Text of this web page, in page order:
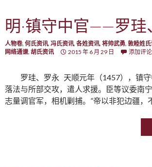
明·镇守中官——罗珪
人物卷, 何氏资讯, 冯氏资讯, 各姓资讯, 将帅武勇, 敦睦姓
网络通谱, 胡氏资讯 2015 年 6 月 29 日 添加评论
罗珪、罗永 天顺元年（1457），镇守
落法与所部交攻，遣人求援。臣等议委南
志量调官军，相机剿捕。”帝以非犯边疆，